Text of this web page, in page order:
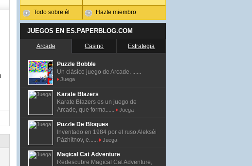
Todo sobre él Hazte miembro
JUEGOS EN ES.PAPERBLOG.COM
Arcade Casino Estrategia
Puzzle Bobble
Un clásico juego de Arcade. ......
Juega
Karate Blazers
Karate Blazers es un juego de
Arcade, que forma......
Juega
Puzzle De Bloques
Inventado en 1984 por el ruso Alekséi
Pázhitnov, e......
Juega
Magical Cat Adventure
Redescubre Magical Cat Adventure,